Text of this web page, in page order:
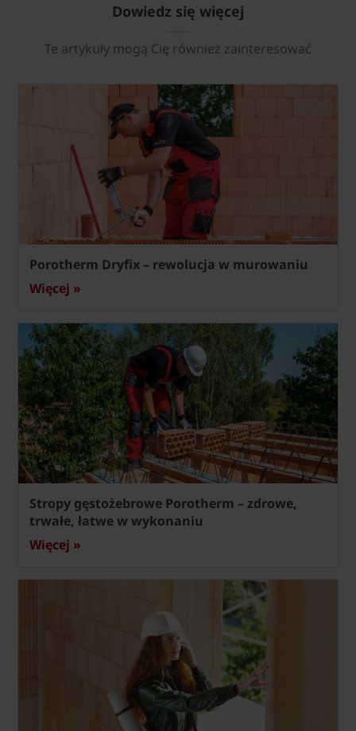
Dowiedz się więcej
Te artykuły mogą Cię również zainteresować
Porotherm Dryfix – rewolucja w murowaniu
Więcej »
Stropy gęstożebrowe Porotherm – zdrowe,
trwałe, łatwe w wykonaniu
Więcej »